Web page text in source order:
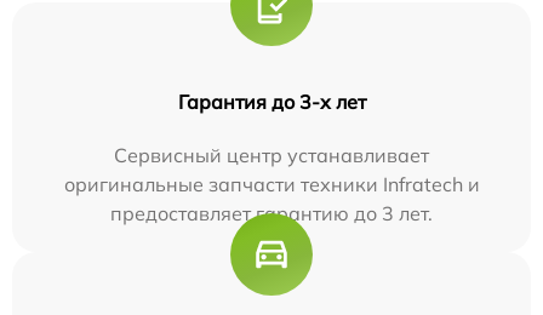
Гарантия до 3-х лет
Сервисный центр устанавливает
оригинальные запчасти техники Infratech и
предоставляет гарантию до 3 лет.